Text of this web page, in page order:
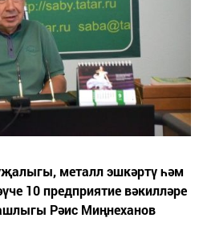
металл эшкәртү һәм
10 предприятие вәкилләре
Рәис Миңнеханов